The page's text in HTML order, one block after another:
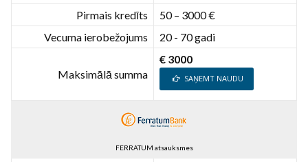
Pirmais kredīts
50 – 3000 €
Vecuma ierobežojums
20 - 70 gadi
Maksimālā summa
€ 3000
SAŅEMT NAUDU
FERRATUM atsauksmes